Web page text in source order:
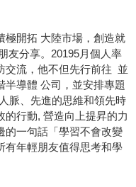
極開拓 大陸市場，創造就
友分享。20195月個人率
交流，他不但先行前往 並
半導體 公司，並安排專題
脈、先進的思維和領先時
行動, 營造向上提昇的力
的一句話「學習不會改變
有年輕朋友值得思考和學